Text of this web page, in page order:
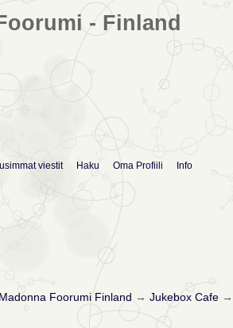
- Finland
viestit Haku Oma Profiili Info
Madonna Foorumi Finland → Jukebox Cafe